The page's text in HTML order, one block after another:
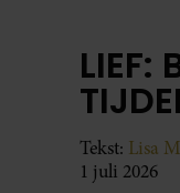
LIEF:
Tekst: Lisa
1 juli 2026